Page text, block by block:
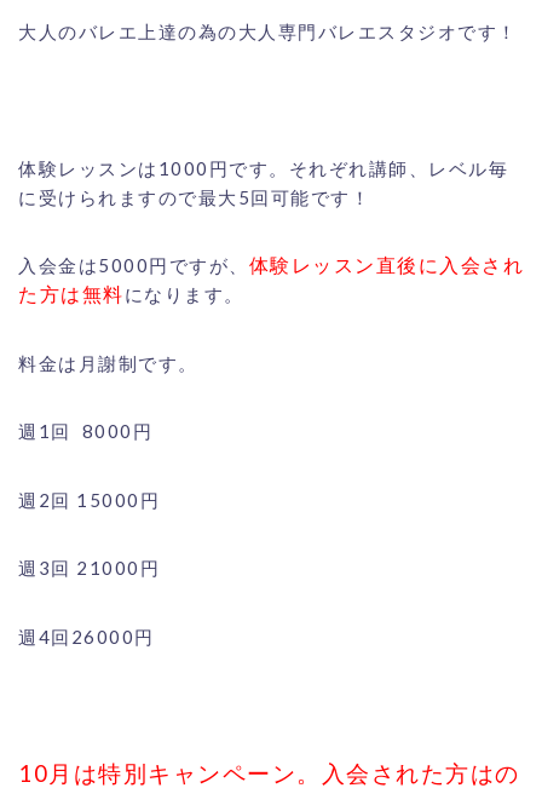
大人のバレエ上達の為の大人専門バレエスタジオです！
体験レッスンは1000円です。それぞれ講師、レベル毎
に受けられますので最大5回可能です！
入会金は5000円ですが、 体験レッスン直後に入会され
た方は無料になります。
料金は月謝制です。
週1回 8000円
週2回 15000円
週3回 21000円
週4回26000円
10月は特別キャンペーン。入会された方はの